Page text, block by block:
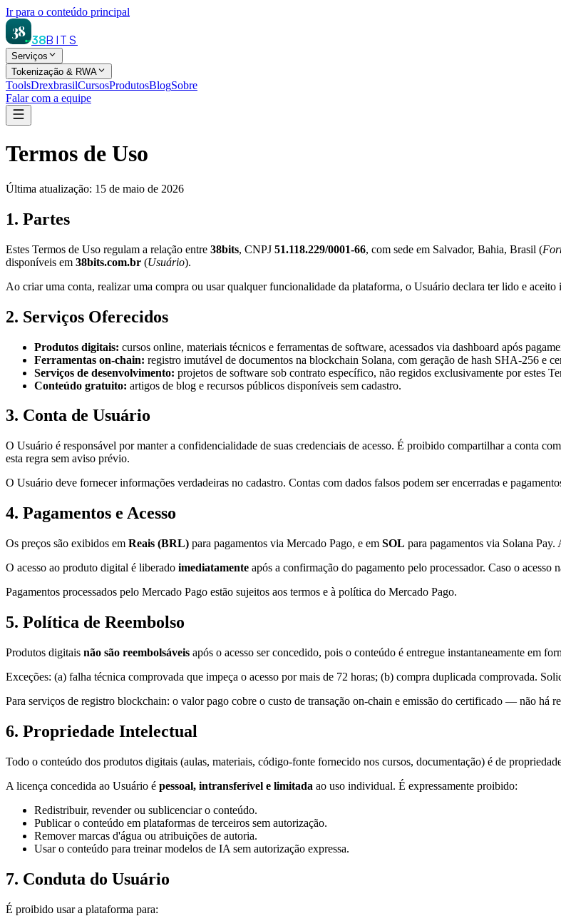
Ir para o conteúdo principal
38
38BITS
Serviços
Tokenização & RWA
ToolsDrexbrasilCursosProdutosBlogSobre
Falar com a equipe
Termos de Uso
Última atualização: 15 de maio de 2026
1. Partes
Estes Termos de Uso regulam a relação entre 38bits, CNPJ 51.118.229/0001-66, com sede em Salvador, Bahia, Brasil (
disponíveis em 38bits.com.br (Usuário).
Ao criar uma conta, realizar uma compra ou usar qualquer funcionalidade da plataforma, o Usuário declara ter lido e aceito
2. Serviços Oferecidos
Produtos digitais: cursos online, materiais técnicos e ferramentas de software, acessados via dashboard após
Ferramentas on-chain: registro imutável de documentos na blockchain Solana, com geração de hash SHA-256 e
Serviços de desenvolvimento: projetos de software sob contrato específico, não regidos exclusivamente por estes
Conteúdo gratuito: artigos de blog e recursos públicos disponíveis sem cadastro.
3. Conta de Usuário
O Usuário é responsável por manter a confidencialidade de suas credenciais de acesso. É proibido compartilhar a conta
esta regra sem aviso prévio.
O Usuário deve fornecer informações verdadeiras no cadastro. Contas com dados falsos podem ser encerradas e
4. Pagamentos e Acesso
Os preços são exibidos em Reais (BRL) para pagamentos via Mercado Pago, e em SOL para pagamentos via Solana
O acesso ao produto digital é liberado imediatamente após a confirmação do pagamento pelo processador. Caso o
Pagamentos processados pelo Mercado Pago estão sujeitos aos termos e à política do Mercado Pago.
5. Política de Reembolso
Produtos digitais não são reembolsáveis após o acesso ser concedido, pois o conteúdo é entregue instantaneamente em
Exceções: (a) falha técnica comprovada que impeça o acesso por mais de 72 horas; (b) compra duplicada comprovada.
Para serviços de registro blockchain: o valor pago cobre o custo de transação on-chain e emissão do certificado — não há
6. Propriedade Intelectual
Todo o conteúdo dos produtos digitais (aulas, materiais, código-fonte fornecido nos cursos, documentação) é de
A licença concedida ao Usuário é pessoal, intransferível e limitada ao uso individual. É expressamente proibido:
Redistribuir, revender ou sublicenciar o conteúdo.
Publicar o conteúdo em plataformas de terceiros sem autorização.
Remover marcas d'água ou atribuições de autoria.
Usar o conteúdo para treinar modelos de IA sem autorização expressa.
7. Conduta do Usuário
É proibido usar a plataforma para: